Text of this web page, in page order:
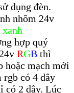
dụng đèn.
nhôm 24v
xanh
hợp quý
RGB thì
hoặc mạch mới
rgb có 4 dây
có 2 dây. Lúc